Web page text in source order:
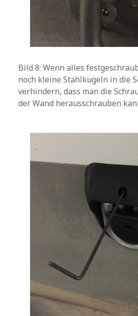
Bild 8: Wenn alles
noch kleine Stahlkugeln in die
verhindern, dass man die
der Wand herausschrauben